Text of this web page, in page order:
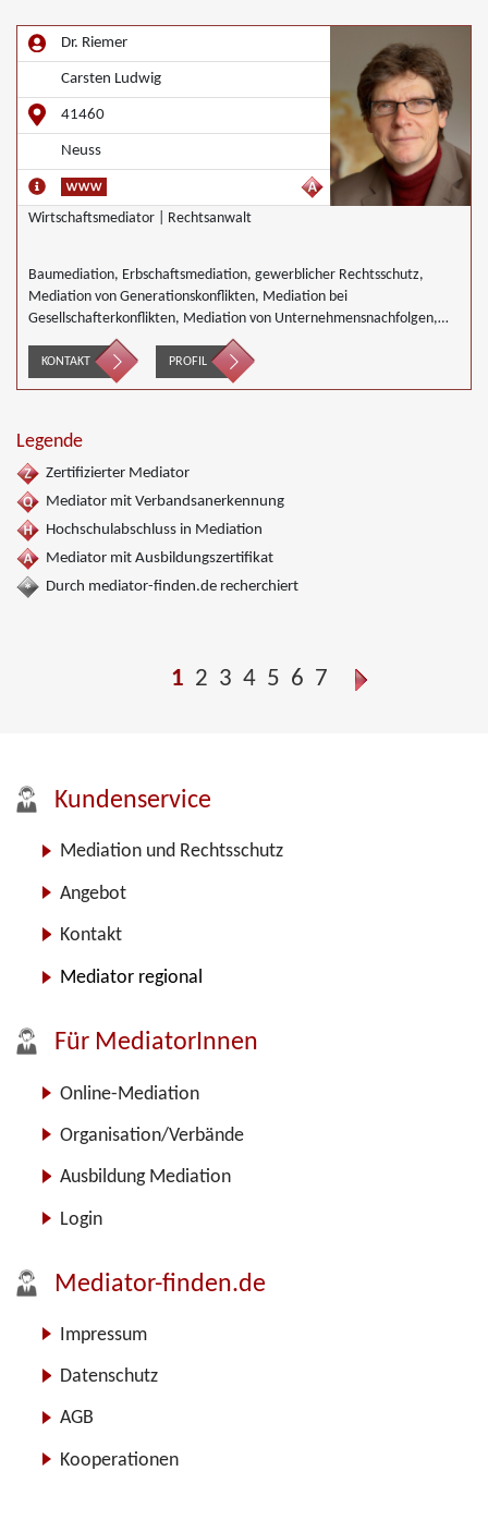
Dr. Riemer
Carsten Ludwig
41460
Neuss
Wirtschaftsmediator | Rechtsanwalt
Baumediation, Erbschaftsmediation, gewerblicher Rechtsschutz,
Mediation von Generationskonflikten, Mediation bei
Gesellschafterkonflikten, Mediation von Unternehmensnachfolgen,
Wirtschaftsmediation
KONTAKT PROFIL
Legende
Zertifizierter Mediator
Mediator mit Verbandsanerkennung
Hochschulabschluss in Mediation
Mediator mit Ausbildungszertifikat
Durch mediator-finden.de recherchiert
1 2 3 4 5 6 7
Kundenservice
Mediation und Rechtsschutz
Angebot
Kontakt
Mediator regional
Für MediatorInnen
Online-Mediation
Organisation/Verbände
Ausbildung Mediation
Login
Mediator-finden.de
Impressum
Datenschutz
AGB
Kooperationen